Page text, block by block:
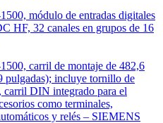
módulo de entradas digitales
HF, 32 canales en grupos de 16
carril de montaje de 482,6
pulgadas); incluye tornillo de
carril DIN integrado para el
como terminales,
y relés – SIEMENS